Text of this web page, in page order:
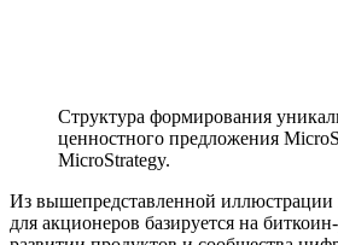
Структура формирования
ценностного предложения
MicroStrategy.
Из вышепредставленной иллюстрации
для акционеров базируется на